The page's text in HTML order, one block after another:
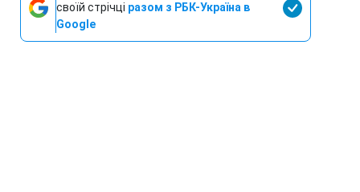
своїй стрічці разом з РБК-Україна в
Google